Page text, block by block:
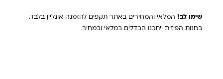
שימו לב! המלאי והמחירים באתר תקפים להזמנה אונליין בלבד.
בחנות הפיזית ייתכנו הבדלים במלאי ובמחיר.